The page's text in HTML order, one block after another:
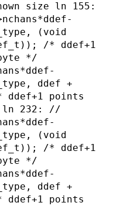
size ln 155:
(void
/* ddef+1
*/
ddef +
points
232: //
(void
/* ddef+1
*/
ddef +
points